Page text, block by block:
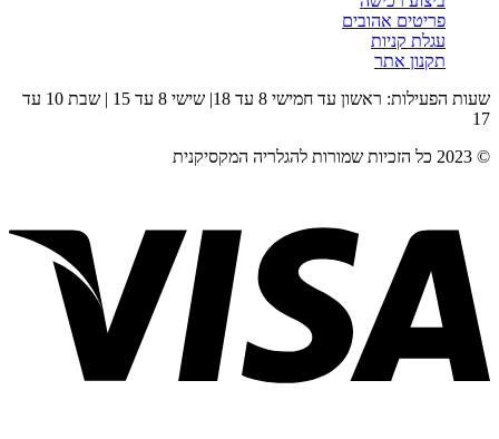
פריטים אהובים
עגלת קניות
תקנון אתר
שעות הפעילות: ראשון עד חמישי 8 עד 18| שישי 8 עד 15 | שבת 10 עד
17
© 2023 כל הזכיות שמורות להגלריה המקסיקנית